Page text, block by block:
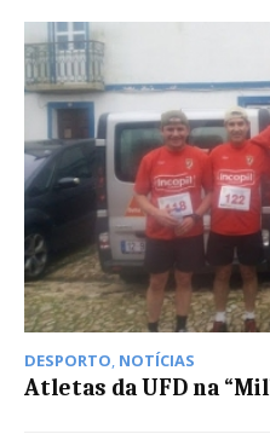
DESPORTO, NOTÍCIAS
Atletas da UFD na